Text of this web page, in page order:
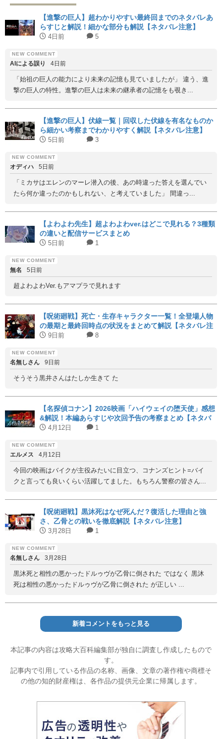
【進撃の巨人】超わかりやすい最終回までのネタバレあ
らすじと解説！細かな部分も解説【ネタバレ注意】
4日前 5
AIによる誤り 4日前
「始祖の巨人の能力により未来の記憶も見ていましたが」 違う、進
撃の巨人の特性。進撃の巨人は未来の継承者の記憶をも覗き...
【進撃の巨人】伏線一覧｜回収した伏線を有名なものか
ら細かい考察までわかりやすく解説【ネタバレ注意】
5日前 3
オディハ 5日前
「ミカサはエレンのマーレ潜入の後、あの時違った答えを選んでい
たら何か違ったのかもしれない、と考えていました」 間違っ...
【よわよわ先生】超よわよわver.はどこで見れる？3種類
の違いと配信サービスまとめ
5日前 1
無名 5日前
超よわよわVer.もアマプラで見れます
【呪術廻戦】死亡・生存キャラクター一覧！全登場人物
の最期と最終回時点の状況をまとめて解説【ネタバレ注
意】9日前 8
名無しさん 9日前
そうそう黒井さんはたしか生きて た
【名探偵コナン】2026映画「ハイウェイの堕天使」感想
&解説！本編あらすじや次回予告の考察まとめ【ネタバ
レ注意】
4月12日 1
エルメス 4月12日
今回の映画はバイクが主役みたいに目立つ、コナンズヒント=バイ
クと言っても良いくらい活躍してました。もちろん警察の皆さん...
【呪術廻戦】黒沐死はなぜ死んだ？復活した理由と強
さ、乙骨との戦いを徹底解説【ネタバレ注意】
3月28日 1
名無しさん 3月28日
黒沐死と相性の悪かったドルゥヴが乙骨に倒された ではなく 黒沐
死は相性の悪かったドルゥヴが乙骨に倒された が正しい ...
新着コメントをもっと見る
本記事の内容は攻略大百科編集部が独自に調査し作成したもので
す。
記事内で引用している作品の名称、画像、文章の著作権や商標そ
の他の知的財産権は、各作品の提供元企業に帰属します。